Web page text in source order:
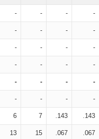
- - - -
- - - -
- - - -
- - - -
- - - -
- - - -
6 7 .143 .143
13 15 .067 .067